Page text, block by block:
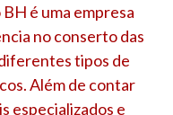
é uma empresa
no conserto das
tipos de
Além de contar
especializados e